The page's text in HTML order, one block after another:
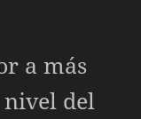
a más
nivel del